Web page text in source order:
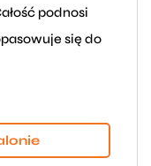
podnosi
się do